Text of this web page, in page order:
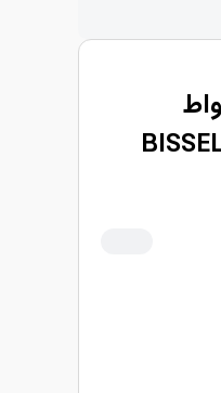
مكنسة بيسيل برميل جاف ورطب 23 لتر 1500 واط